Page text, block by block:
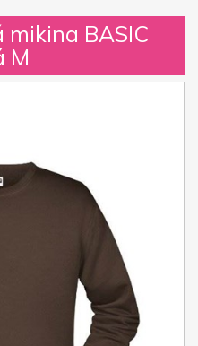
mikina BASIC
M